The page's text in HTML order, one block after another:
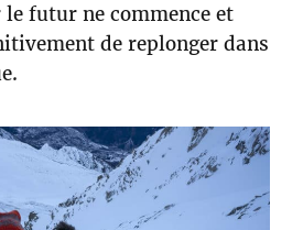
futur ne commence et
de replonger dans